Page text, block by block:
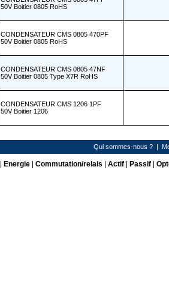
50V Boitier 0805 RoHS
CONDENSATEUR CMS 0805 470PF
50V Boitier 0805 RoHS
CONDENSATEUR CMS 0805 47NF
50V Boitier 0805 Type X7R RoHS
CONDENSATEUR CMS 1206 1PF
50V Boitier 1206
Qui sommes-nous ? |
Energie| Commutation/relais Actif| Passif|